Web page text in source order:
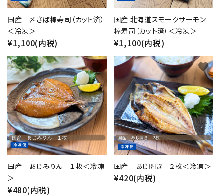
国産 〆さば棒寿司（カット済）
＜冷凍＞
¥1,100(内税)
国産 北海道スモークサーモン
棒寿司（カット済）＜冷凍＞
¥1,100(内税)
国産 あじみりん １枚＜冷凍
＞
¥480(内税)
favorite
国産 あじ開き ２枚＜冷凍＞
¥420(内税)
favorite